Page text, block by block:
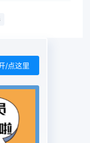
/点这里